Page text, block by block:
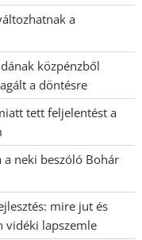
a
közpénzből
a döntésre
tett feljelentést a
neki beszóló Bohár
mire jut és
vidéki lapszemle